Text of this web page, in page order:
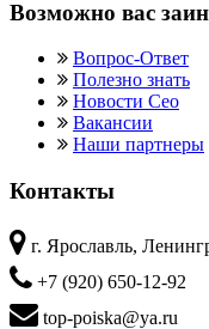
Возможно вас
Вопрос-Ответ
Полезно знать
Новости Сео
Вакансии
Наши партнеры
Контакты
г. Ярославль,
+7 (920) 650-12-92
top-poiska@ya.ru